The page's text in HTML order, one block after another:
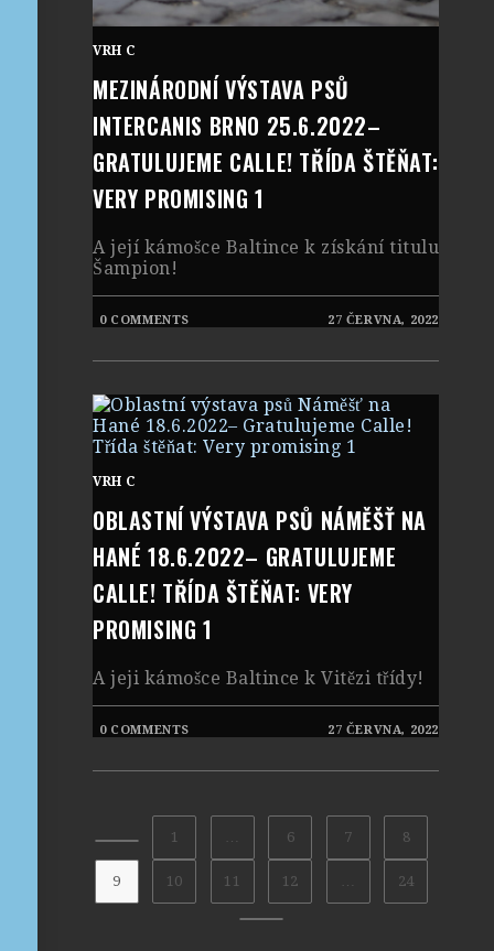
VRH C
MEZINÁRODNÍ VÝSTAVA PSŮ
INTERCANIS BRNO 25.6.2022–
GRATULUJEME CALLE! TŘÍDA ŠTĚŇAT:
VERY PROMISING 1
A její kámošce Baltince k získání titulu
Šampion!
0 COMMENTS 27 ČERVNA, 2022
VRH C
OBLASTNÍ VÝSTAVA PSŮ NÁMĚŠŤ NA
HANÉ 18.6.2022– GRATULUJEME
CALLE! TŘÍDA ŠTĚŇAT: VERY
PROMISING 1
A jeji kámošce Baltince k Vitězi třídy!
0 COMMENTS 27 ČERVNA, 2022
1 6 7 8
9 10 11 12 24